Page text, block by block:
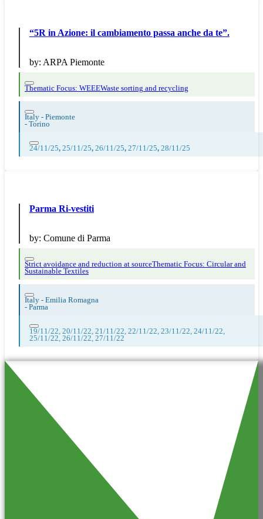
“5R in Azione: il cambiamento passa anche da te”.
by: ARPA Piemonte
Thematic Focus: WEEEWaste sorting and recycling
Italy - Piemonte
- Torino
24/11/25, 25/11/25, 26/11/25, 27/11/25, 28/11/25
Parma Ri-vestiti
by: Comune di Parma
Strict avoidance and reduction at sourceThematic Focus: Circular and
Sustainable Textiles
Italy - Emilia Romagna
- Parma
19/11/22, 20/11/22, 21/11/22, 22/11/22, 23/11/22, 24/11/22,
25/11/22, 26/11/22, 27/11/22